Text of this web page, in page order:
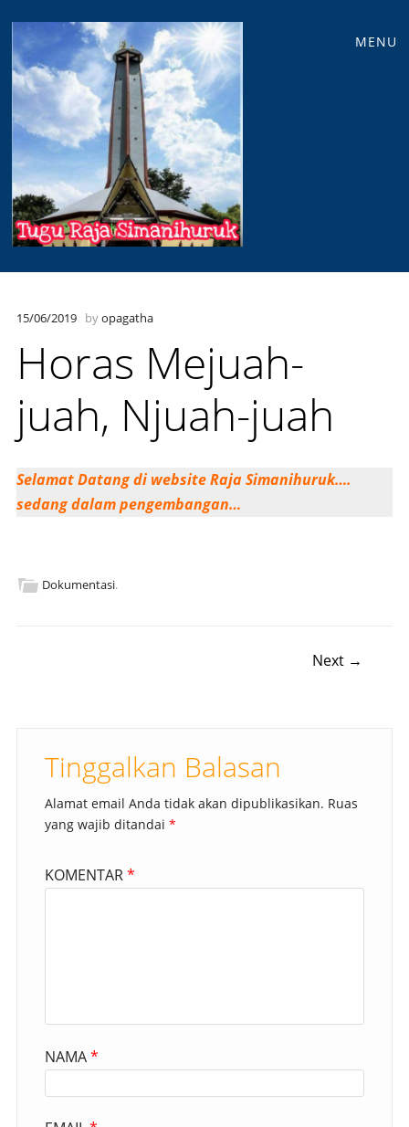
MENU
15/06/2019 byopagatha
Horas Mejuah-
juah, Njuah-juah
Selamat Datang di website Raja Simanihuruk….
sedang dalam pengembangan…
Dokumentasi.
Next →
Tinggalkan Balasan
Alamat email Anda tidak akan dipublikasikan. Ruas
yang wajib ditandai *
KOMENTAR*
NAMA*